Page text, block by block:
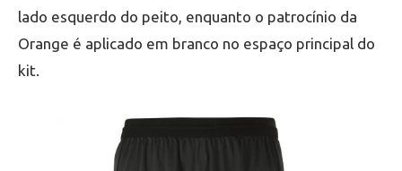
lado esquerdo do peito, enquanto o patrocínio da
Orange é aplicado em branco no espaço principal do
kit.